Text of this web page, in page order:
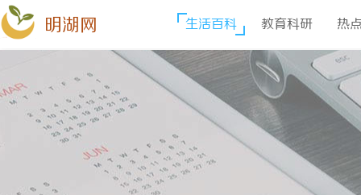
明湖网 生活百科 教育科研 热